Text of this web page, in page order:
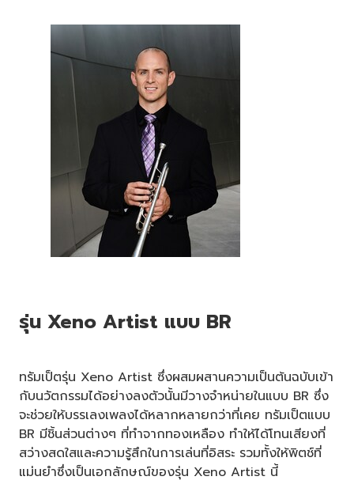
รุ่น Xeno Artist แบบ BR
ทรัมเป็ตรุ่น Xeno Artist ซึ่งผสมผสานความเป็นต้นฉบับเข้า
กับนวัตกรรมได้อย่างลงตัวนั้นมีวางจำหน่ายในแบบ BR ซึ่ง
จะช่วยให้บรรเลงเพลงได้หลากหลายกว่าที่เคย ทรัมเป็ตแบบ
BR มีชิ้นส่วนต่างๆ ที่ทำจากทองเหลือง ทำให้ได้โทนเสียงที่
สว่างสดใสและความรู้สึกในการเล่นที่อิสระ รวมทั้งให้พิตช์ที่
แม่นยำซึ่งเป็นเอกลักษณ์ของรุ่น Xeno Artist นี้